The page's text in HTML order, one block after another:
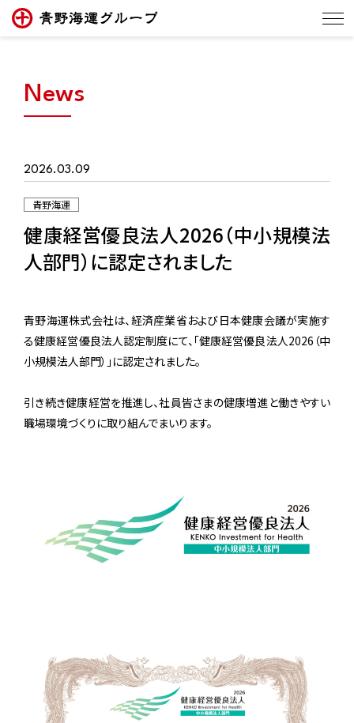
News
2026.03.09
青野海運
健康経営優良法人2026（中小規模法
人部門）に認定されました
青野海運株式会社は、経済産業省および日本健康会議が実施す
る健康経営優良法人認定制度にて、「健康経営優良法人2026（中
小規模法人部門）」に認定されました。
引き続き健康経営を推進し、社員皆さまの健康増進と働きやすい
職場環境づくりに取り組んでまいります。